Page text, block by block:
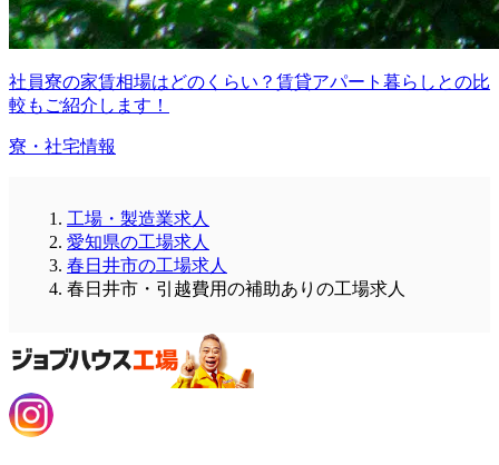
社員寮の家賃相場はどのくらい？賃貸アパート暮らしとの比
較もご紹介します！
寮・社宅情報
工場・製造業求人
愛知県の工場求人
春日井市の工場求人
春日井市・引越費用の補助ありの工場求人